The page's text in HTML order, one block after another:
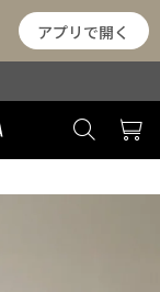
アプリで開く